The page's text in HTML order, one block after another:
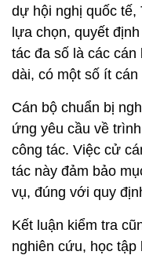
dự hội nghị quốc tế,
lựa chọn, quyết
tác đa số là các
dài, có một số ít
Cán bộ chuẩn bị
ứng yêu cầu về
công tác. Việc cử
tác này đảm bảo
vụ, đúng với quy
Kết luận kiểm tra
nghiên cứu, học